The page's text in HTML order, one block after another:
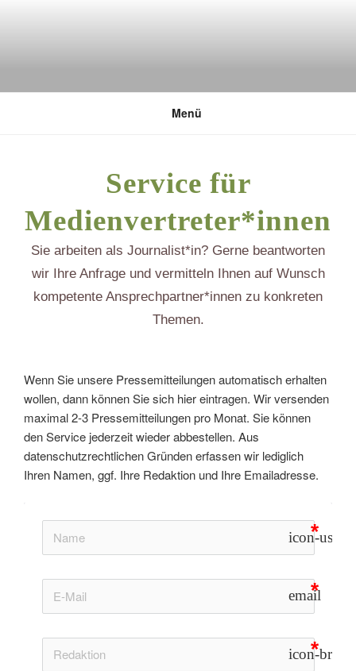
DEUTSCHE UMWELTSTIFTUNG
Menü
Service für
Medienvertreter*innen
Sie arbeiten als Journalist*in? Gerne beantworten
wir Ihre Anfrage und vermitteln Ihnen auf Wunsch
kompetente Ansprechpartner*innen zu konkreten
Themen.
Wenn Sie unsere Pressemitteilungen automatisch erhalten
wollen, dann können Sie sich hier eintragen. Wir versenden
maximal 2-3 Pressemitteilungen pro Monat. Sie können
den Service jederzeit wieder abbestellen. Aus
datenschutzrechtlichen Gründen erfassen wir lediglich
Ihren Namen, ggf. Ihre Redaktion und Ihre Emailadresse.
icon-user
email
icon-